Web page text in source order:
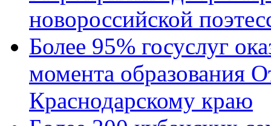
новороссийской
Более 95% госуслуг
момента образования
Краснодарскому краю